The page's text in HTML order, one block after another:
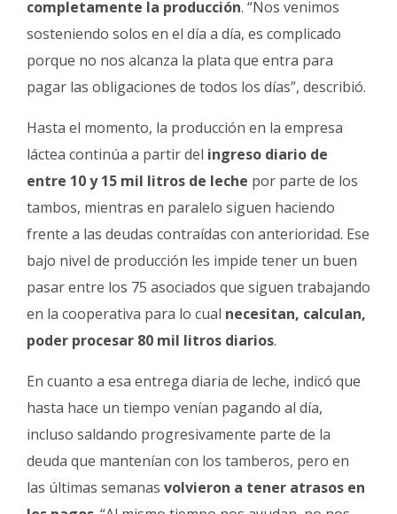
completamente la producción. “Nos venimos
sosteniendo solos en el día a día, es complicado
porque no nos alcanza la plata que entra para
pagar las obligaciones de todos los días”, describió.
Hasta el momento, la producción en la empresa
láctea continúa a partir del ingreso diario de
entre 10 y 15 mil litros de leche por parte de los
tambos, mientras en paralelo siguen haciendo
frente a las deudas contraídas con anterioridad. Ese
bajo nivel de producción les impide tener un buen
pasar entre los 75 asociados que siguen trabajando
en la cooperativa para lo cual necesitan, calculan,
poder procesar 80 mil litros diarios.
En cuanto a esa entrega diaria de leche, indicó que
hasta hace un tiempo venían pagando al día,
incluso saldando progresivamente parte de la
deuda que mantenían con los tamberos, pero en
las últimas semanas volvieron a tener atrasos en